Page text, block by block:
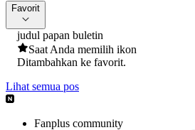
Favorit
judul papan buletin
Saat Anda memilih ikon
Ditambahkan ke favorit.
Lihat semua pos
Fanplus community